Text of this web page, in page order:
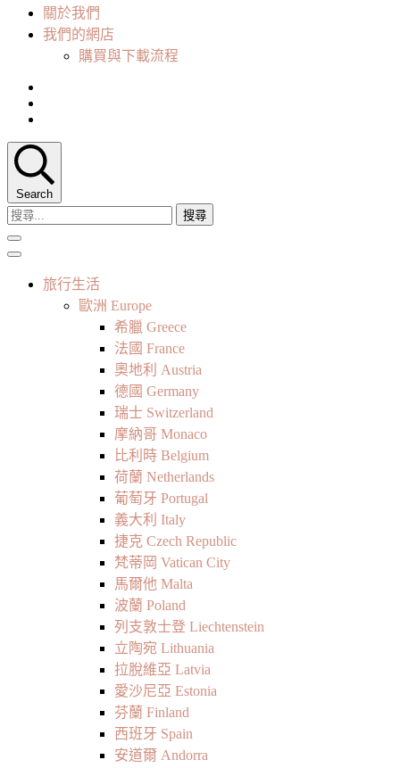
關於我們
我們的網店
購買與下載流程
Search
搜
尋
關
旅行生活
歐洲 Europe
希臘 Greece
法國 France
奧地利 Austria
德國 Germany
瑞士 Switzerland
摩納哥 Monaco
比利時 Belgium
荷蘭 Netherlands
葡萄牙 Portugal
義大利 Italy
捷克 Czech Republic
梵蒂岡 Vatican City
馬爾他 Malta
波蘭 Poland
列支敦士登 Liechtenstein
立陶宛 Lithuania
拉脫維亞 Latvia
愛沙尼亞 Estonia
芬蘭 Finland
西班牙 Spain
安道爾 Andorra